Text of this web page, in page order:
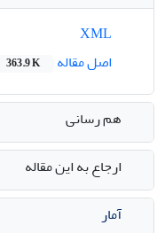
اصل مقاله
363.9 K
هم رسانی
ارجاع به این مقاله
آمار